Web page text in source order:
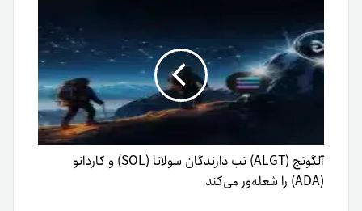
آلگوتچ (ALGT) تب دارندگان سولانا (SOL) و کاردانو
(ADA) را شعله‌ور می‌کند